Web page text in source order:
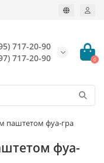
717-20-90
717-20-90
0
паштетом фуа-гра
фуа-